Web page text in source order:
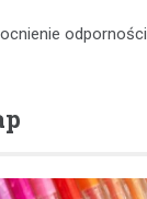
odporności